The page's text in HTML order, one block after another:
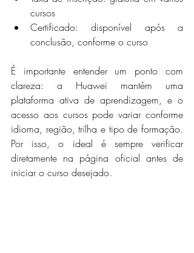
cursos
Certificado: disponível após a
conclusão, conforme o curso
É importante entender um ponto com
clareza: a Huawei mantém uma
plataforma ativa de aprendizagem, e o
acesso aos cursos pode variar conforme
idioma, região, trilha e tipo de formação.
Por isso, o ideal é sempre verificar
diretamente na página oficial antes de
iniciar o curso desejado.